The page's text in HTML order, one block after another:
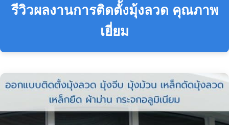
รีวิวผลงานการติดตั้งมุ้งลวด คุณภาพ
เยี่ยม